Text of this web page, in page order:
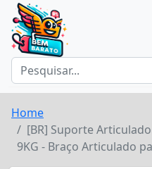
Home
[BR] Suporte
9KG - Braço Articulado